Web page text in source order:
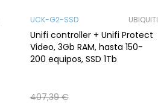
UCK-G2-SSD UBIQUITI
Unifi controller + Unifi Protect
Video, 3Gb RAM, hasta 150-
200 equipos, SSD 1Tb
407,39 €